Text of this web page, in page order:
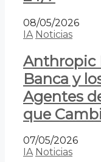
08/05/2026
IA Noticias
Anthropic
Banca y
Agentes
que
07/05/2026
IA Noticias